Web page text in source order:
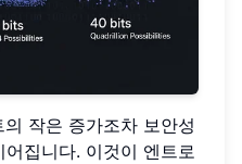
작은 증가조차 보안성
집니다. 이것이 엔트로